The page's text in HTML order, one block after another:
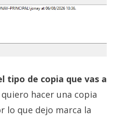
tipo de copia que vas a
hacer una copia
lo que dejo marca la